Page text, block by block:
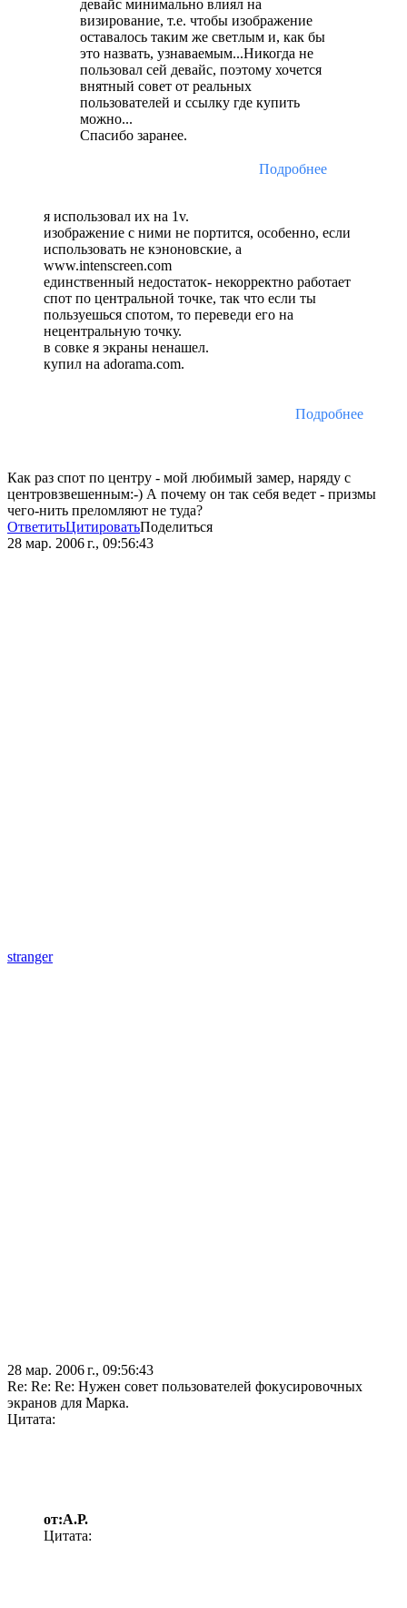
девайс минимально влиял на
визирование, т.е. чтобы изображение
оставалось таким же светлым и, как бы
это назвать, узнаваемым...Никогда не
пользовал сей девайс, поэтому хочется
внятный совет от реальных
пользователей и ссылку где купить
можно...
Спасибо заранее.
Подробнее
я использовал их на 1v.
изображение с ними не портится, особенно, если
использовать не кэноновские, а
www.intenscreen.com
единственный недостаток- некорректно работает
спот по центральной точке, так что если ты
пользуешься спотом, то переведи его на
нецентральную точку.
в совке я экраны ненашел.
купил на adorama.com.
Подробнее
Как раз спот по центру - мой любимый замер, наряду с
центровзвешенным:-) А почему он так себя ведет - призмы
чего-нить преломляют не туда?
ОтветитьЦитироватьПоделиться
28 мар. 2006 г., 09:56:43
stranger
28 мар. 2006 г., 09:56:43
Re: Re: Re: Нужен совет пользователей фокусировочных
экранов для Марка.
Цитата:
от:А.Р.
Цитата: